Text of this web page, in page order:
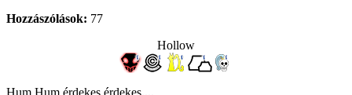
Hozzászólások: 77
Hollow